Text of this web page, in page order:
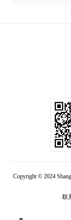
Copyright © 2024
联